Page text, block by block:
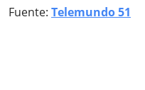
Fuente: Telemundo 51